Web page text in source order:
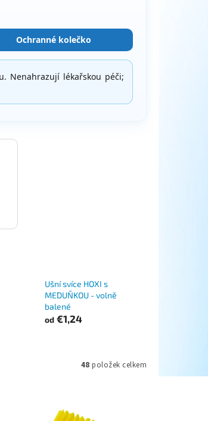
Ochranné kolečko
Nenahrazují lékařskou péči;
Ušní svíce HOXI s
MEDUŇKOU - volně
balené
od€1,24
48 položek celkem